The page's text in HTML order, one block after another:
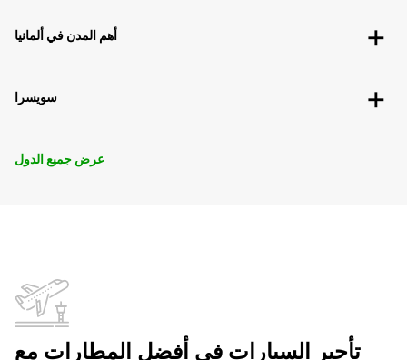
أهم المدن في ألمانيا
سويسرا
عرض جميع الدول
تأجير السيارات في أفضل المطارات مع